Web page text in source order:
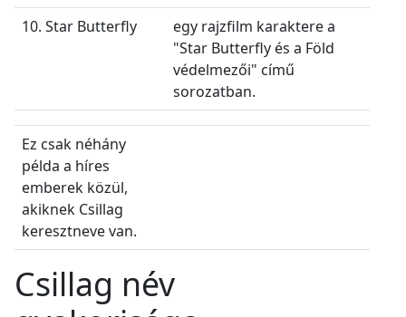
10. Star Butterfly
egy rajzfilm karaktere a
"Star Butterfly és a Föld
védelmezői" című
sorozatban.
Ez csak néhány
példa a híres
emberek közül,
akiknek Csillag
keresztneve van.
Csillag név